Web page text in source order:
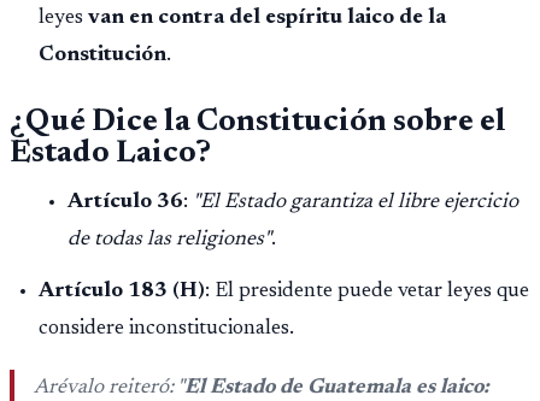
leyes van en contra del espíritu laico de la
Constitución.
¿Qué Dice la Constitución sobre el
Estado Laico?
Artículo 36: "El Estado garantiza el libre ejercicio
de todas las religiones".
Artículo 183 (H): El presidente puede vetar leyes que
considere inconstitucionales.
Arévalo reiteró: "El Estado de Guatemala es laico: